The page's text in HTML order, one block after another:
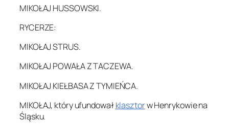
MIKOŁAJ HUSSOWSKI.
RYCERZE:
MIKOŁAJ STRUS.
MIKOŁAJ POWAŁA Z TACZEWA.
MIKOŁAJ KIEŁBASA Z TYMIEŃCA.
MIKOŁAJ, który ufundowałklasztorw Henrykowie na
Śląsku.